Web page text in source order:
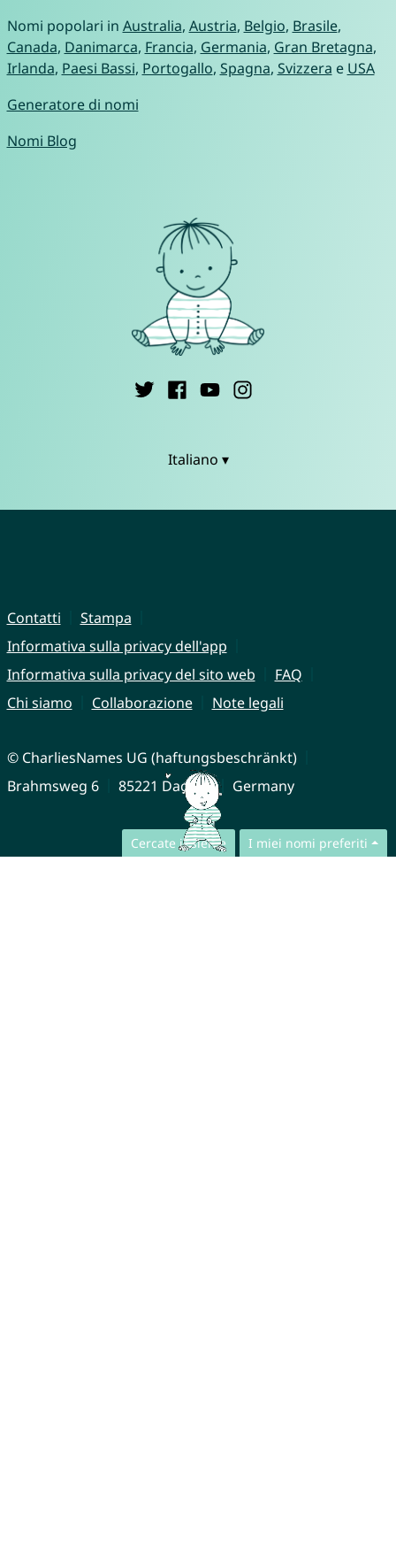
Cercate insieme I miei nomi preferiti
Nomi popolari in Australia, Austria, Belgio, Brasile,
Canada, Danimarca, Francia, Germania, Gran Bretagna,
Irlanda, Paesi Bassi, Portogallo, Spagna, Svizzera e USA
Generatore di nomi
Nomi Blog
Italiano ▾
Contatti
Stampa
Informativa sulla privacy dell'app
Informativa sulla privacy del sito web
FAQ
Chi siamo
Collaborazione Note legali
© CharliesNames UG (haftungsbeschränkt)
Brahmsweg 6
85221 Dachau Germany